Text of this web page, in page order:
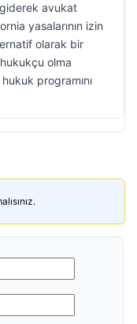
giderek avukat
yasalarının izin
olarak bir
olma
programını